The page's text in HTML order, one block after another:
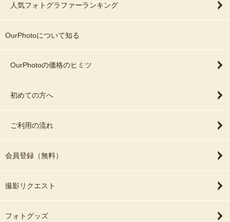
「スケジュール」から、撮影希望の日時を選んで、ご予約くださ
🙇‍♂️画像の修正できません💦
調整しているのは、色味・明るさ・傾き、など・・・。
下記のようなレタッチはできません
※やったことがありません💦
・髪を整える
・目を大きくする
・小顔にする
悩んでいるならば「先に撮る」ことをご検討ください。
が、写真を始めたキッカケです。
「もっと近寄りたいのに、なかなか近づけない」当時の二人の距離
感が、よくあらわれています。
💖幸い、三人の娘に恵まれ。
写真を通して「幸せな時間」を提供するのが、私の使命です。
プロカメラマンの覚悟と、
人気フォトグラファーランキング
OurPhotoについて知る
OurPhotoの価格のヒミツ
初めての方へ
ご利用の流れ
会員登録（無料）
撮影リクエスト
フォトグッズ